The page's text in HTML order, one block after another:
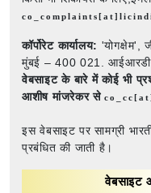
कॉर्पोरेट कार्यालय: 'योगक्षेम',
मुंबई – 400 021.
वेबसाइट के बारे में कोई भी
आशीष मांजरेकर से
इस वेबसाइट पर सामग्री
प्रबंधित की जाती है।